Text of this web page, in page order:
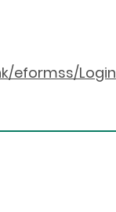
eformss/Login